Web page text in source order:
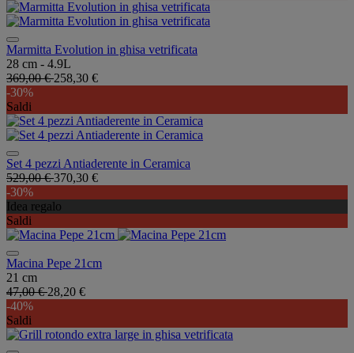
Marmitta Evolution in ghisa vetrificata
28 cm - 4.9L
369,00 €258,30 €
-30%
Saldi
Set 4 pezzi Antiaderente in Ceramica
529,00 €370,30 €
-30%
Idea regalo
Saldi
Macina Pepe 21cm
21 cm
47,00 €28,20 €
-40%
Saldi